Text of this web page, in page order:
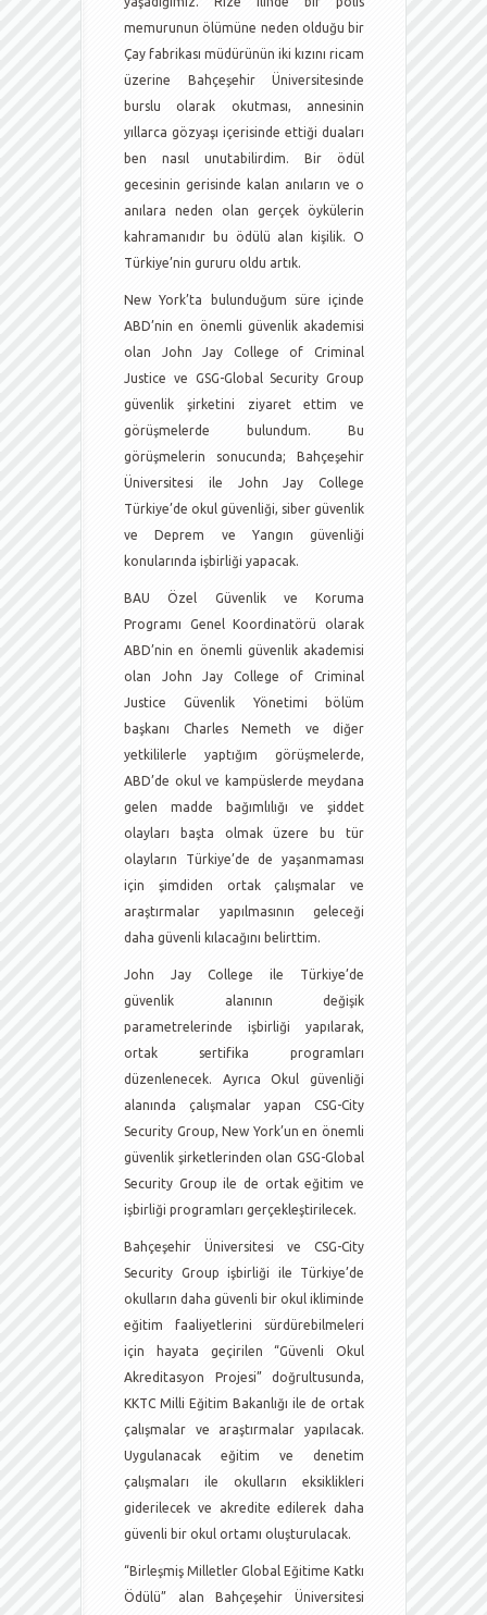
memurunun ölümüne neden olduğu bir
Çay fabrikası müdürünün iki kızını ricam
üzerine Bahçeşehir Üniversitesinde
burslu olarak okutması, annesinin
yıllarca gözyaşı içerisinde ettiği duaları
ben nasıl unutabilirdim. Bir ödül
gecesinin gerisinde kalan anıların ve o
anılara neden olan gerçek öykülerin
kahramanıdır bu ödülü alan kişilik. O
Türkiye’nin gururu oldu artık.
New York’ta bulunduğum süre içinde
ABD’nin en önemli güvenlik akademisi
olan John Jay College of Criminal
Justice ve GSG-Global Security Group
güvenlik şirketini ziyaret ettim ve
görüşmelerde bulundum. Bu
görüşmelerin sonucunda; Bahçeşehir
Üniversitesi ile John Jay College
Türkiye’de okul güvenliği, siber güvenlik
ve Deprem ve Yangın güvenliği
konularında işbirliği yapacak.
BAU Özel Güvenlik ve Koruma
Programı Genel Koordinatörü olarak
ABD’nin en önemli güvenlik akademisi
olan John Jay College of Criminal
Justice Güvenlik Yönetimi bölüm
başkanı Charles Nemeth ve diğer
yetkililerle yaptığım görüşmelerde,
ABD’de okul ve kampüslerde meydana
gelen madde bağımlılığı ve şiddet
olayları başta olmak üzere bu tür
olayların Türkiye’de de yaşanmaması
için şimdiden ortak çalışmalar ve
araştırmalar yapılmasının geleceği
daha güvenli kılacağını belirttim.
John Jay College ile Türkiye’de
güvenlik alanının değişik
parametrelerinde işbirliği yapılarak,
ortak sertifika programları
düzenlenecek. Ayrıca Okul güvenliği
alanında çalışmalar yapan CSG-City
Security Group, New York’un en önemli
güvenlik şirketlerinden olan GSG-Global
Security Group ile de ortak eğitim ve
işbirliği programları gerçekleştirilecek.
Bahçeşehir Üniversitesi ve CSG-City
Security Group işbirliği ile Türkiye’de
okulların daha güvenli bir okul ikliminde
eğitim faaliyetlerini sürdürebilmeleri
için hayata geçirilen “Güvenli Okul
Akreditasyon Projesi” doğrultusunda,
KKTC Milli Eğitim Bakanlığı ile de ortak
çalışmalar ve araştırmalar yapılacak.
Uygulanacak eğitim ve denetim
çalışmaları ile okulların eksiklikleri
giderilecek ve akredite edilerek daha
güvenli bir okul ortamı oluşturulacak.
“Birleşmiş Milletler Global Eğitime Katkı
Ödülü” alan Bahçeşehir Üniversitesi